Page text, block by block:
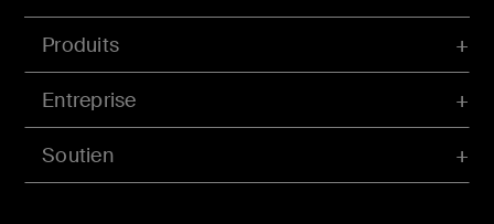
Produits
Entreprise
Soutien